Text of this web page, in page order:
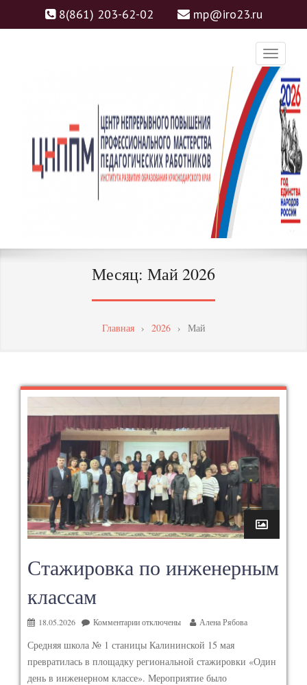
8(861) 203-62-02 mp@iro23.ru
ЦЕНТР НЕПРЕРЫВНОГО
ПОВЫШЕНИЯ
ПРОФЕССИОНАЛЬНОГО
МАСТЕРСТВА
РАБОТНИКОВ
ЦНППМ
Месяц: Май 2026
Главная› 2026› Май
Стажировка по инженерным
классам
18.05.2026 Комментарииотключены Алена Рябова
Средняя школа № 1 станицы Калининской 15 мая
превратилась в площадку региональной стажировки «Один
день в инженерном классе». Мероприятие было